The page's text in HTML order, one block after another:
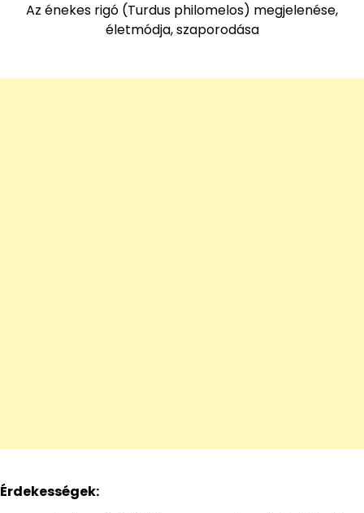
Az énekes rigó (Turdus philomelos) megjelenése,
életmódja, szaporodása
Érdekességek: